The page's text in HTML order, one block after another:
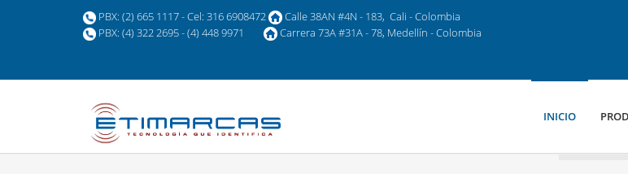
PBX: (2) 665 1117 - Cel: 316 6908472
Calle 38AN #4N - 183, Cali - Colombia
PBX: (4) 322 2695 - (4) 448 9971
Carrera 73A #31A - 78, Medellín - Colombia
INICIO